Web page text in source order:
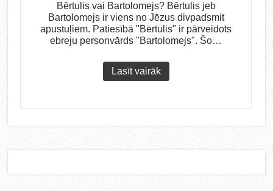
Bērtulis vai Bartolomejs? Bērtulis jeb
Bartolomejs ir viens no Jēzus divpadsmit
apustuļiem. Patiesībā "Bērtulis" ir pārveidots
ebreju personvārds "Bartolomejs". Šo…
Lasīt vairāk